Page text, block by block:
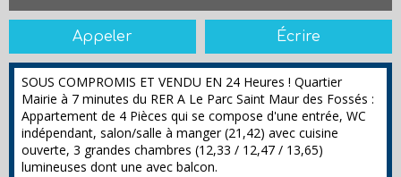
Appeler Écrire
SOUS COMPROMIS ET VENDU EN 24 Heures ! Quartier
Mairie à 7 minutes du RER A Le Parc Saint Maur des Fossés :
Appartement de 4 Pièces qui se compose d'une entrée, WC
indépendant, salon/salle à manger (21,42) avec cuisine
ouverte, 3 grandes chambres (12,33 / 12,47 / 13,65)
lumineuses dont une avec balcon.